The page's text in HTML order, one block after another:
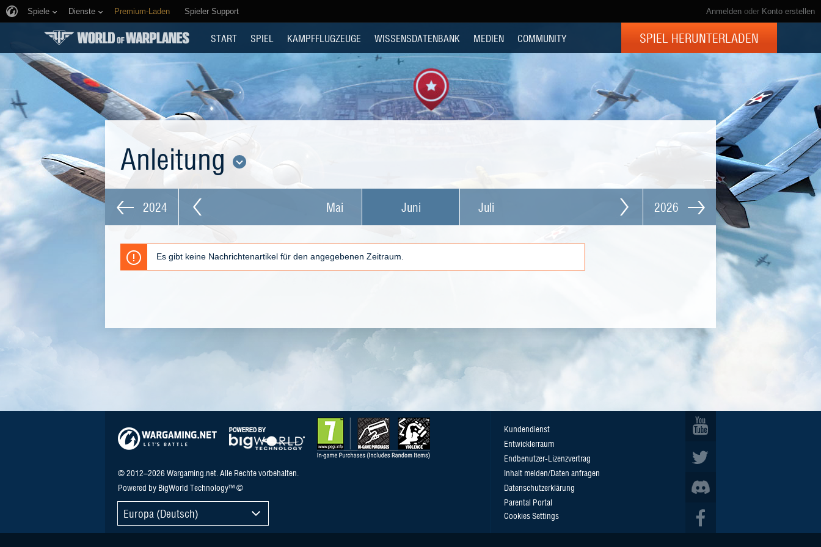
Anmelden oder Konto erstellen
Spiele Dienste Premium-Laden Spieler Support
START SPIEL KAMPFFLUGZEUGE WISSENSDATENBANK MEDIEN COMMUNITY SPIEL HERUNTERLADEN
Anleitung
2024 Mai Juni Juli 2026
Es gibt keine Nachrichtenartikel für den angegebenen Zeitraum.
© 2012–2026 Wargaming.net. Alle Rechte vorbehalten.
Powered by BigWorld Technology™ ©
Europa (Deutsch)
Kundendienst
Entwicklerraum
Endbenutzer-Lizenzvertrag
Inhalt melden/Daten anfragen
Datenschutzerklärung
Parental Portal
Cookies Settings